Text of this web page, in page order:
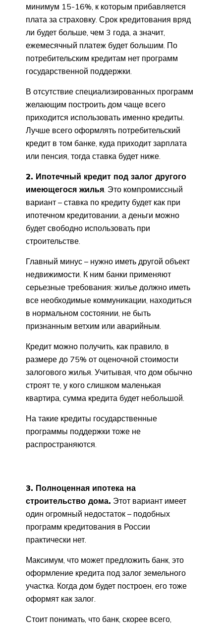
минимум 15-16%, к которым прибавляется
плата за страховку. Срок кредитования вряд
ли будет больше, чем 3 года, а значит,
ежемесячный платеж будет большим. По
потребительским кредитам нет программ
государственной поддержки.
В отсутствие специализированных программ
желающим построить дом чаще всего
приходится использовать именно кредиты.
Лучше всего оформлять потребительский
кредит в том банке, куда приходит зарплата
или пенсия, тогда ставка будет ниже.
2. Ипотечный кредит под залог другого
имеющегося жилья . Это компромиссный
вариант – ставка по кредиту будет как при
ипотечном кредитовании, а деньги можно
будет свободно использовать при
строительстве.
Главный минус – нужно иметь другой объект
недвижимости. К ним банки применяют
серьезные требования: жилье должно иметь
все необходимые коммуникации, находиться
в нормальном состоянии, не быть
признанным ветхим или аварийным.
Кредит можно получить, как правило, в
размере до 75% от оценочной стоимости
залогового жилья. Учитывая, что дом обычно
строят те, у кого слишком маленькая
квартира, сумма кредита будет небольшой.
На такие кредиты государственные
программы поддержки тоже не
распространяются.
3. Полноценная ипотека на
строительство дома. Этот вариант имеет
один огромный недостаток – подобных
программ кредитования в России
практически нет.
Максимум, что может предложить банк, это
оформление кредита под залог земельного
участка. Когда дом будет построен, его тоже
оформят как залог.
Стоит понимать, что банк, скорее всего,